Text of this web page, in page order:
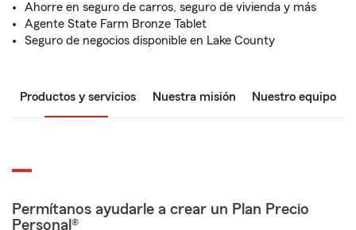
Ahorre en seguro de carros, seguro de vivienda y más
Agente State Farm Bronze Tablet
Seguro de negocios disponible en Lake County
Productos y servicios Nuestra misión Nuestro equipo
Permítanos ayudarle a crear un Plan Precio
Personal®